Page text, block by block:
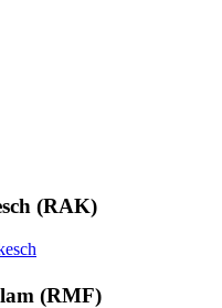
(RAK)
(RMF)